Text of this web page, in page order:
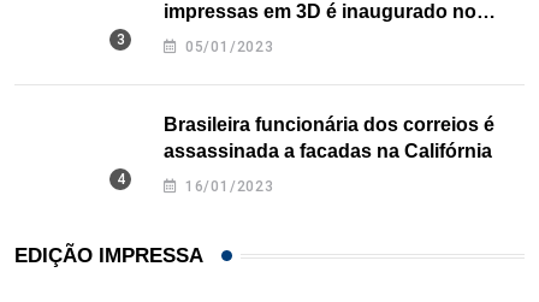
impressas em 3D é inaugurado no
Texas
05/01/2023
Brasileira funcionária dos correios é
assassinada a facadas na Califórnia
16/01/2023
EDIÇÃO IMPRESSA